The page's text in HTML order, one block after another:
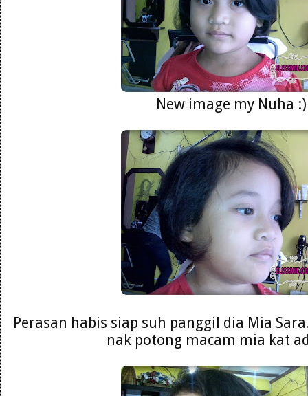
New image my Nuha :)
Perasan habis siap suh panggil dia Mia
nak potong macam mia kat